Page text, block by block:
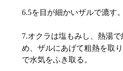
6.5を目が細かいザルで漉す。
7.オクラは塩もみし、熱湯で
め、ザルにあげて粗熱を取
で水気をふき取る。